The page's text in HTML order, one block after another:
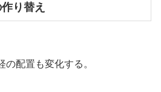
り替え
配置も変化する。